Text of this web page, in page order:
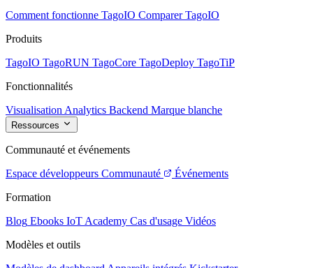
Comment fonctionne TagoIO Comparer TagoIO
Produits
TagoIO TagoRUN TagoCore TagoDeploy TagoTiP
Fonctionnalités
Visualisation Analytics Backend Marque blanche
Ressources
Communauté et événements
Espace développeurs Communauté
Événements
Formation
Blog Ebooks IoT Academy Cas d'usage Vidéos
Modèles et outils